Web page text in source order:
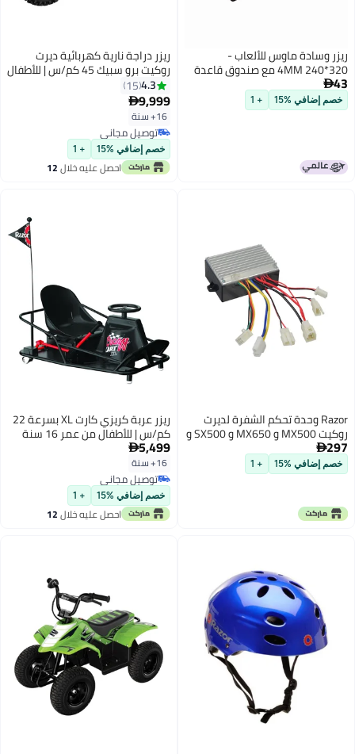
ريزر وسادة ماوس للألعاب -
320*240 4MM مع صندوق قاعدة
مطاطية غير قابلة للانزلاق، سطح
احتكاك خفيف متين - إطار مخيط
مضاد للتآكل - تصميم محمول قائم
43
خصم إضافي %15 + 1
ريزر دراجة نارية كهربائية ديرت
روكيت برو سبيك 45 كم/س | للأطفال
من عمر 16 سنة وما فوق | دراجة
موتوكروس | دراجة كهربائية | مع
إمكانية الاستخدام المستمر لمدة
الطرق | مغامرة في الهواء الطلق
4.3
15
9,999
16+ سنة
توصيل مجاني
توصيل مجاني
خصم إضافي %15 + 1
احصل عليه خلال12
Razor وحدة تحكم الشفرة لديرت
روكيت MX500 و MX650 و SX500 و
EcoSmart ميترو
297
خصم إضافي %15 + 1
ريزر عربة كريزي كارت XL بسرعة 22
كم/س | للأطفال من عمر 16 سنة
وما فوق | ركوب كهربائي | عربة
انزلاقية | مع استخدام مستمر يصل
إلى 40 دقيقة | مغامرة في الهواء
الطلق
5,499
16+ سنة
توصيل مجاني
توصيل مجاني
خصم إضافي %15 + 1
احصل عليه خلال12